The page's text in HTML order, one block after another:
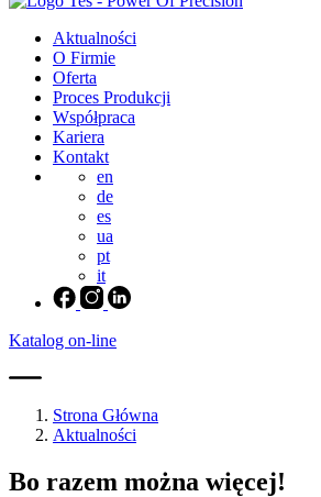
Aktualności
O Firmie
Oferta
Proces Produkcji
Współpraca
Kariera
Kontakt
en
de
es
ua
pt
it
Katalog on-line
Strona Główna
Aktualności
Bo razem można więcej!